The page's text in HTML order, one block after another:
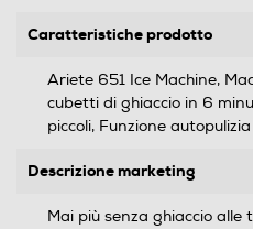
Caratteristiche prodotto
Ariete 651 Ice Machine,
cubetti di ghiaccio in 6
piccoli, Funzione autopulizia
Descrizione marketing
Mai più senza ghiaccio alle